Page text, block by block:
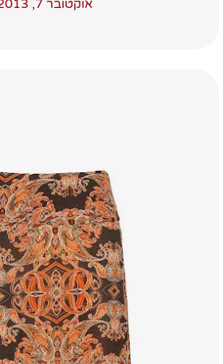
אוקטובר 7, 2013